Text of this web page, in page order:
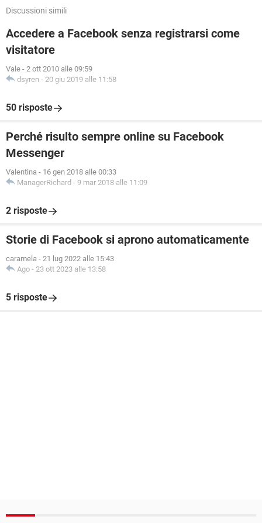
Discussioni simili
Accedere a Facebook senza registrarsi come
visitatore
Vale - 2 ott 2010 alle 09:59
dsyren - 20 giu 2019 alle 11:58
50 risposte
Perché risulto sempre online su Facebook
Messenger
Valentina - 16 gen 2018 alle 00:33
ManagerRichard - 9 mar 2018 alle 11:09
2 risposte
Storie di Facebook si aprono automaticamente
caramela - 21 lug 2022 alle 15:43
Ago - 23 ott 2023 alle 13:58
5 risposte